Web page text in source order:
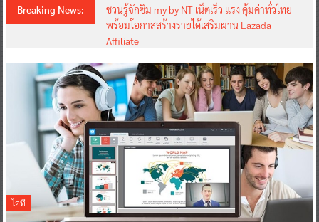
Breaking News:
ชวนรู้จักซิม my by NT เน็ตเร็ว แรง คุ้มค่าทั่วไทย
พร้อมโอกาสสร้างรายได้เสริมผ่าน Lazada
Affiliate
ไอที